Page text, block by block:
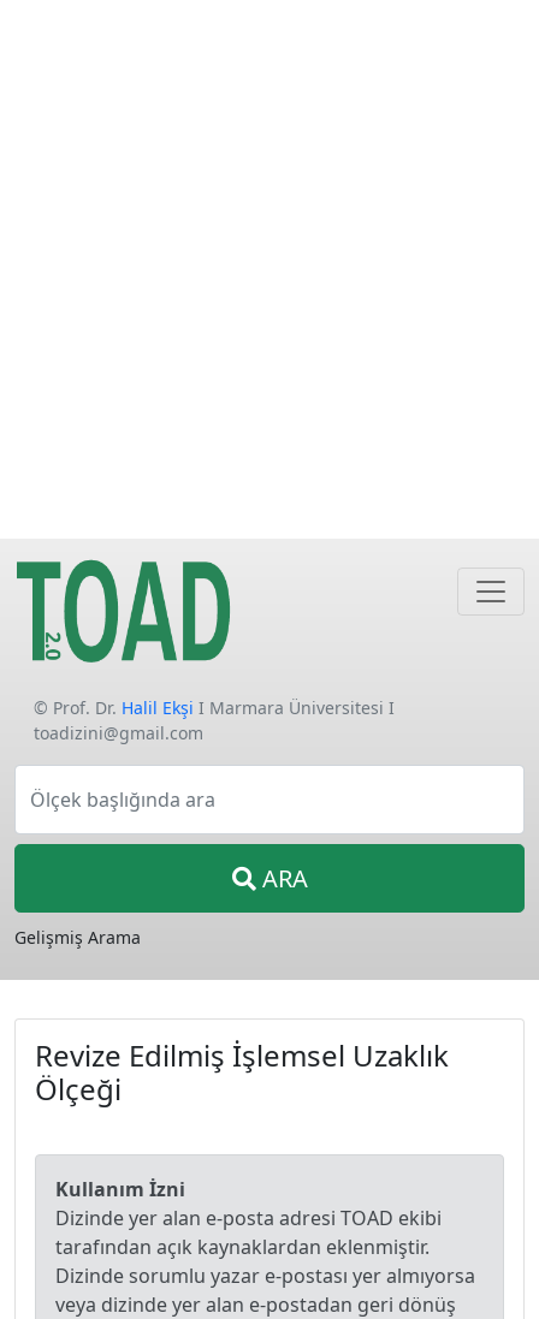
© Prof. Dr. Halil Ekşi I Marmara Üniversitesi I
toadizini@gmail.com
Ölçek başlığında ara
ARA
Gelişmiş Arama
Revize Edilmiş İşlemsel Uzaklık
Ölçeği
Kullanım İzni
Dizinde yer alan e-posta adresi TOAD ekibi
tarafından açık kaynaklardan eklenmiştir.
Dizinde sorumlu yazar e-postası yer almıyorsa
veya dizinde yer alan e-postadan geri dönüş